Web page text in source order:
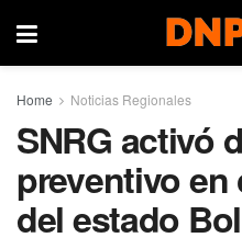
Home Noticias Regionales
SNRG activó
preventivo
del estado